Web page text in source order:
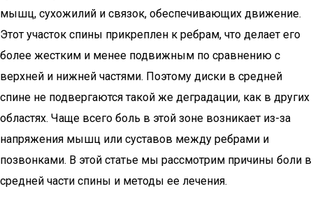
мышц, сухожилий и связок, обеспечивающих движение.
Этот участок спины прикреплен к ребрам, что делает его
более жестким и менее подвижным по сравнению с
верхней и нижней частями. Поэтому диски в средней
спине не подвергаются такой же деградации, как в других
областях. Чаще всего боль в этой зоне возникает из-за
напряжения мышц или суставов между ребрами и
позвонками. В этой статье мы рассмотрим причины боли в
средней части спины и методы ее лечения.